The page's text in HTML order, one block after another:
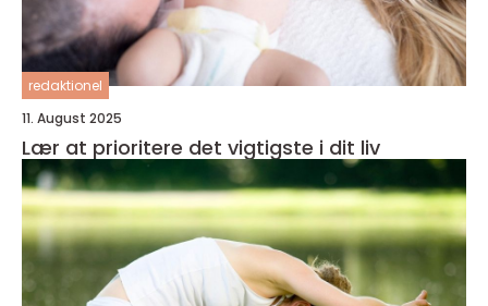
redaktionel
11. August 2025
Lær at prioritere det vigtigste i dit liv